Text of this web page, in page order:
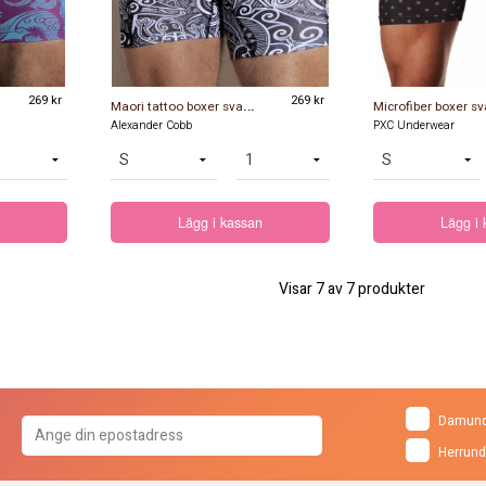
269 kr M
aori tattoo boxer svart vit 269 kr
Alexander Cobb
Lägg i kassan
PXC Underwear
Lägg i
Visar7av7produkter